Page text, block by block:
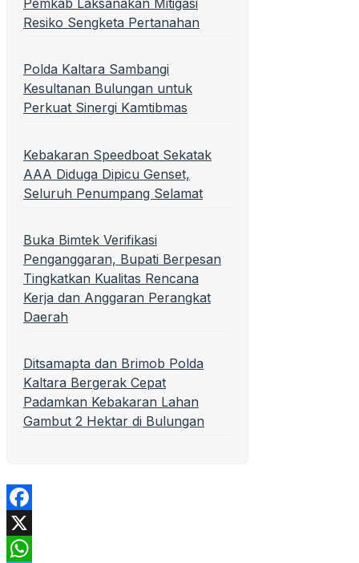
Pemkab Laksanakan Mitigasi
Resiko Sengketa Pertanahan
Polda Kaltara Sambangi
Kesultanan Bulungan untuk
Perkuat Sinergi Kamtibmas
Kebakaran Speedboat Sekatak
AAA Diduga Dipicu Genset,
Seluruh Penumpang Selamat
Buka Bimtek Verifikasi
Penganggaran, Bupati Berpesan
Tingkatkan Kualitas Rencana
Kerja dan Anggaran Perangkat
Daerah
Ditsamapta dan Brimob Polda
Kaltara Bergerak Cepat
Padamkan Kebakaran Lahan
Gambut 2 Hektar di Bulungan
Facebook
X